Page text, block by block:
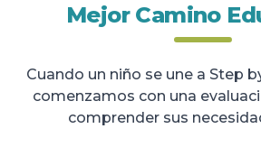
Mejor Camino
Cuando un niño se une a Step
comenzamos con una
comprender sus